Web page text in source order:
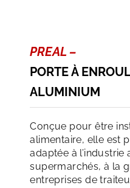
PREAL –
PORTE À
ALUMINIUM
Conçue pour être
alimentaire, elle est
adaptée à
supermarchés, à la
entreprises de